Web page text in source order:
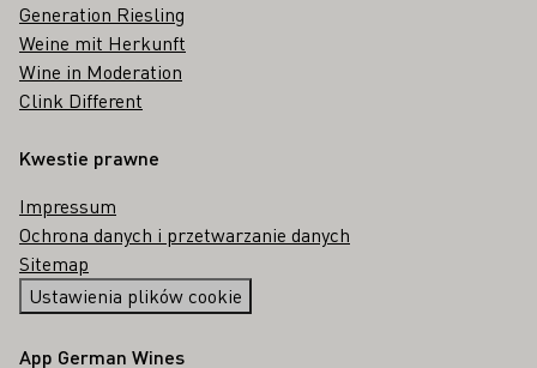
Generation Riesling
Weine mit Herkunft
Wine in Moderation
Clink Different
Kwestie prawne
Impressum
Ochrona danych i przetwarzanie danych
Sitemap
Ustawienia plików cookie
App German Wines